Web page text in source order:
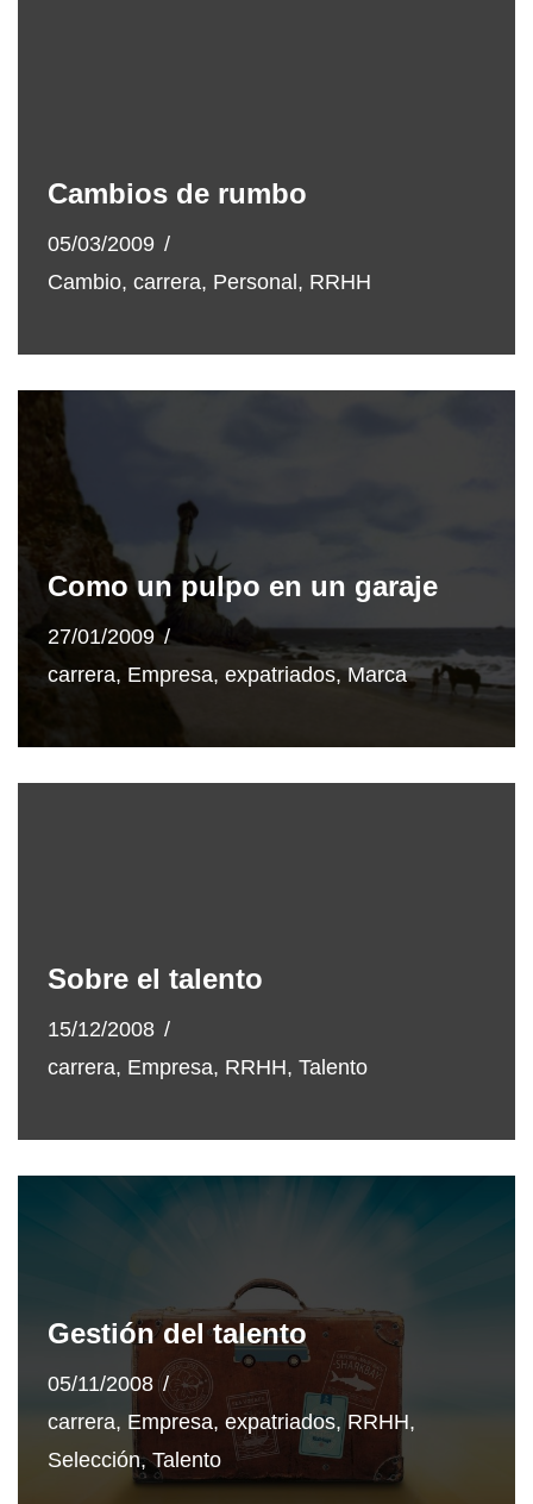
Cambios de rumbo
05/03/2009
Cambio, carrera, Personal , RRHH
Como un pulpo en un garaje
27/01/2009
carrera, Empresa, expatriados,Marca
Sobre el talento
15/12/2008
carrera, Empresa, RRHH, Talento
Gestión del talento
05/11/2008
carrera, Empresa, expatriados,RRHH,
Selección,Talento